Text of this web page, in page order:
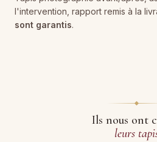
l'intervention, rapport remis à la
sont garantis.
Ils nous ont
leurs